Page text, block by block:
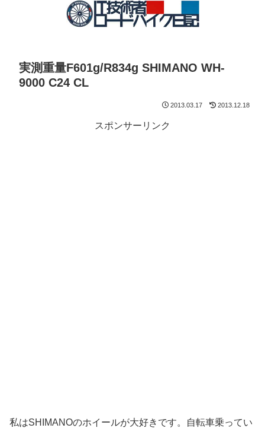
実測重量F601g/R834g SHIMANO WH-
9000 C24 CL
2013.03.17 2013.12.18
スポンサーリンク
私はSHIMANOのホイールが大好きです。自転車乗ってい